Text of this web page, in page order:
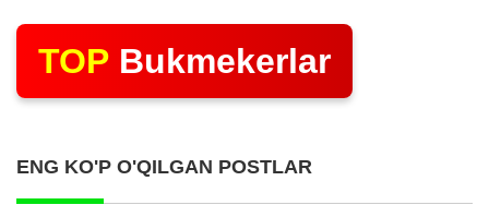
TOP Bukmekerlar
ENG KO'P O'QILGAN POSTLAR